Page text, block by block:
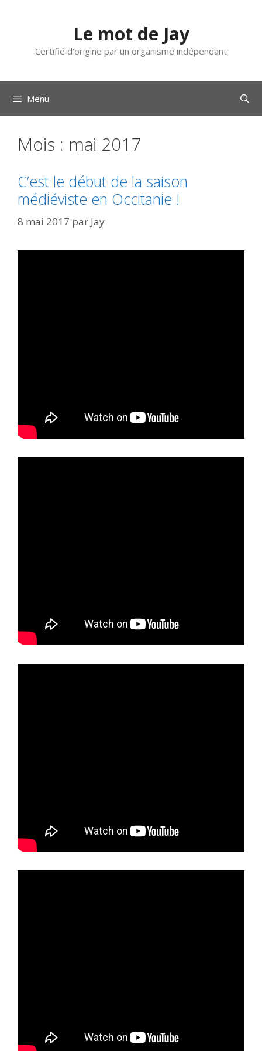
Le mot de Jay
Certifié d'origine par un organisme indépendant
Menu
Mois : mai 2017
C’est le début de la saison
médiéviste en Occitanie !
8 mai 2017 par Jay